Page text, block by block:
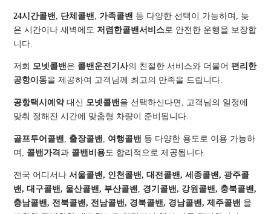
24시간콜밴 단체콜밴 가족콜밴 등 다양한 선택이 가능하며, 늦
은 시간이나 새벽에도 저렴한콜밴서비스로 안전한 운행을 보장합
니다.
저희 모넷콜밴 은 콜밴운전기사의 친절한 서비스와 더불어편리한
공항이동을 제공하여 고객님께 최고의 만족을 드립니다.
공항택시예약대신 모넷콜밴 을 선택하신다면, 고객님의 일정에
맞춰 정해진 시간에 맞춤형 차량이 준비됩니다.
골프투어콜밴 출장콜밴 여행콜밴 등 다양한 용도로 이용 가능하
며, 콜밴가격과 콜밴비용도 합리적으로 제공됩니다.
전국 어디서나서울콜밴, 인천콜밴, 대전콜밴, 세종콜밴, 광주콜
밴, 대구콜밴, 울산콜밴, 부산콜밴
경기콜밴, 강원콜밴, 충북콜밴,
충남콜밴, 전북콜밴, 전남콜밴, 경북콜밴, 경남콜밴, 제주콜밴 을